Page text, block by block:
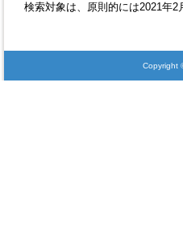
検索対象は、原則的には2021年
Copyright